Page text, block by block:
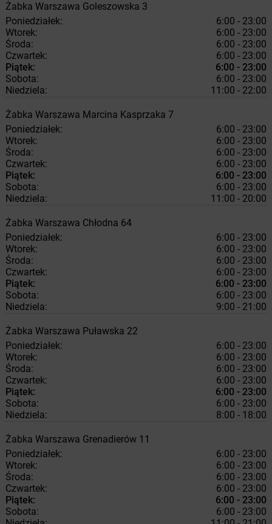
Żabka Warszawa Goleszowska 3
Poniedziałek:
6:00 - 23:00
Wtorek:
6:00 - 23:00
Środa:
6:00 - 23:00
Czwartek:
6:00 - 23:00
Piątek:
6:00 - 23:00
Sobota:
6:00 - 23:00
Niedziela:
11:00 - 22:00
Żabka Warszawa Marcina Kasprzaka 7
Poniedziałek:
6:00 - 23:00
Wtorek:
6:00 - 23:00
Środa:
6:00 - 23:00
Czwartek:
6:00 - 23:00
Piątek:
6:00 - 23:00
Sobota:
6:00 - 23:00
Niedziela:
11:00 - 20:00
Żabka Warszawa Chłodna 64
Poniedziałek:
6:00 - 23:00
Wtorek:
6:00 - 23:00
Środa:
6:00 - 23:00
Czwartek:
6:00 - 23:00
Piątek:
6:00 - 23:00
Sobota:
6:00 - 23:00
Niedziela:
9:00 - 21:00
Żabka Warszawa Puławska 22
Poniedziałek:
6:00 - 23:00
Wtorek:
6:00 - 23:00
Środa:
6:00 - 23:00
Czwartek:
6:00 - 23:00
Piątek:
6:00 - 23:00
Sobota:
6:00 - 23:00
Niedziela:
8:00 - 18:00
Żabka Warszawa Grenadierów 11
Poniedziałek:
6:00 - 23:00
Wtorek:
6:00 - 23:00
Środa:
6:00 - 23:00
Czwartek:
6:00 - 23:00
Piątek:
6:00 - 23:00
Sobota:
6:00 - 23:00